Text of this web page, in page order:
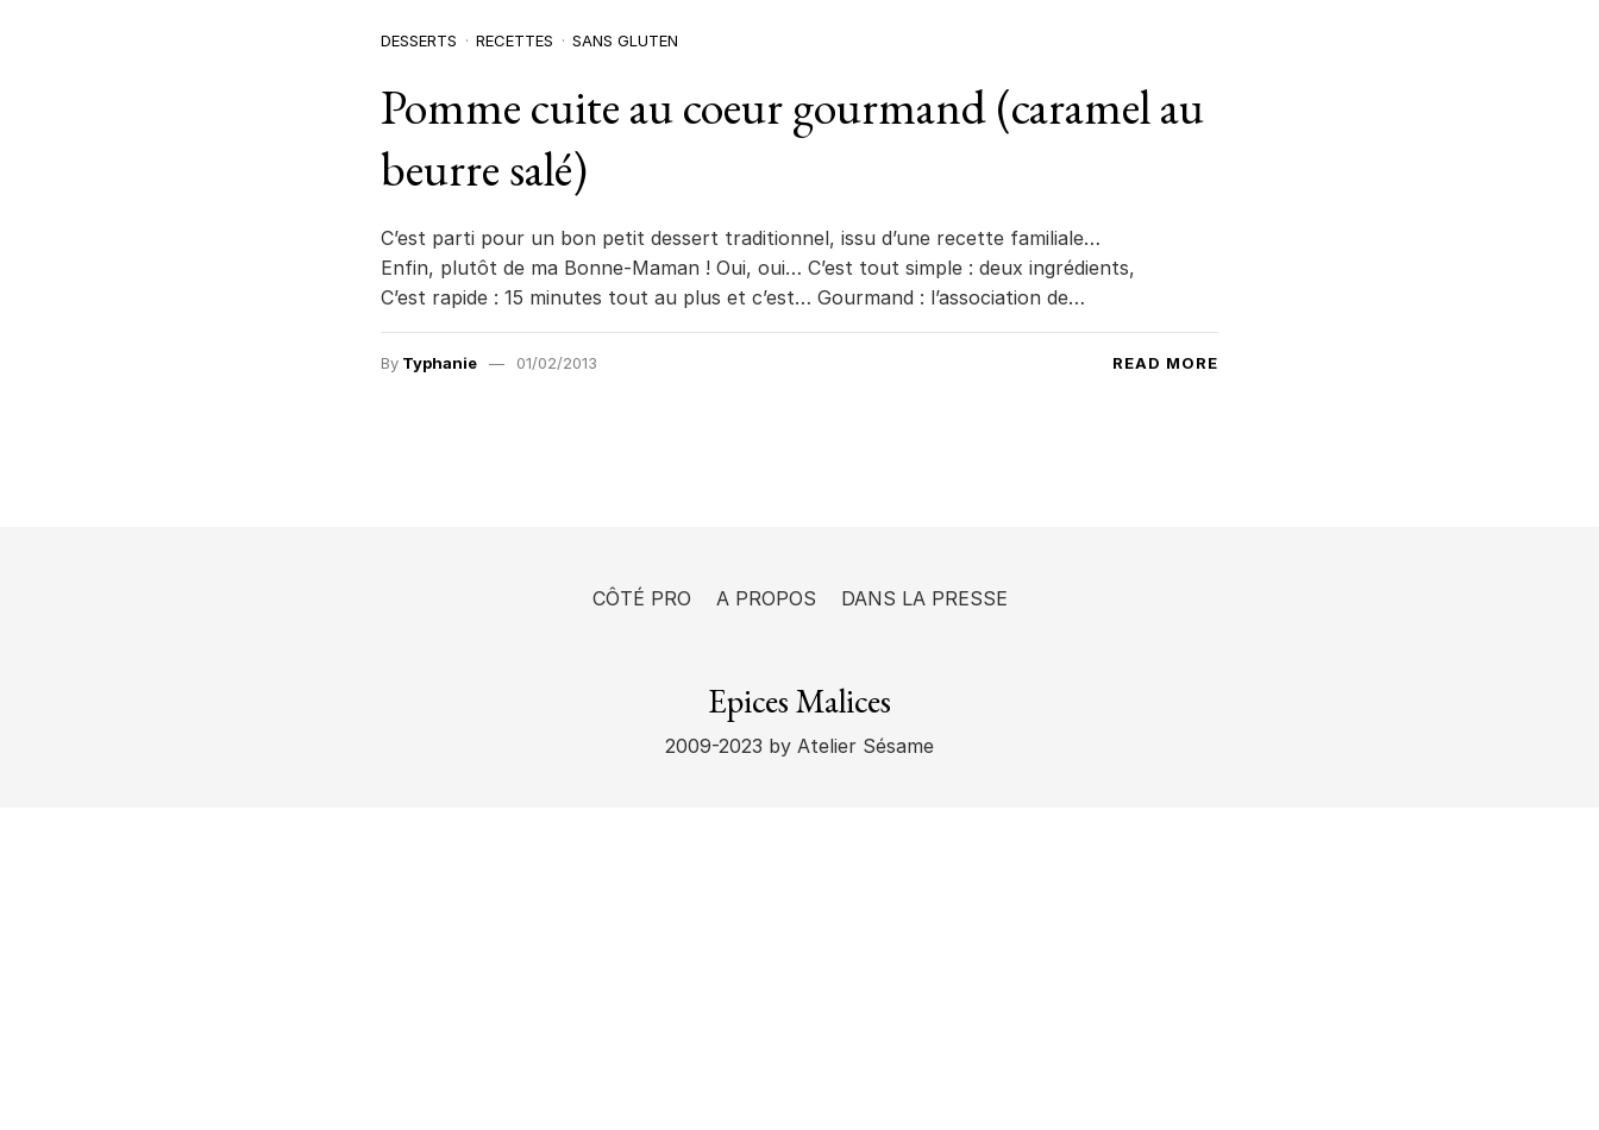
DESSERTS RECETTES SANS GLUTEN
Pomme cuite au coeur gourmand (caramel au
beurre salé)
C’est parti pour un bon petit dessert traditionnel, issu d’une recette familiale…
Enfin, plutôt de ma Bonne-Maman ! Oui, oui… C’est tout simple : deux ingrédients,
C’est rapide : 15 minutes tout au plus et c’est… Gourmand : l’association de…
By Typhanie 01/02/2013 READ MORE
CÔTÉ PRO A PROPOS DANS LA PRESSE
Epices Malices
2009-2023 by Atelier Sésame